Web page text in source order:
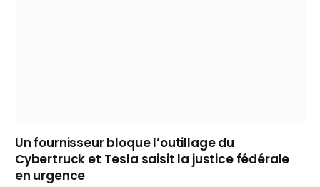
Un fournisseur bloque l’outillage du
Cybertruck et Tesla saisit la justice fédérale
en urgence